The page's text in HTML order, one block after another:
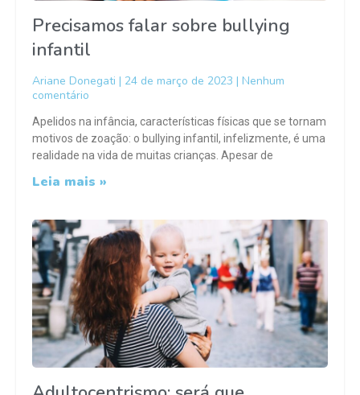
Precisamos falar sobre bullying
infantil
Ariane Donegati 24 de março de 2023
Nenhum
comentário
Apelidos na infância, características físicas que se tornam
motivos de zoação: o bullying infantil, infelizmente, é uma
realidade na vida de muitas crianças. Apesar de
Leia mais »